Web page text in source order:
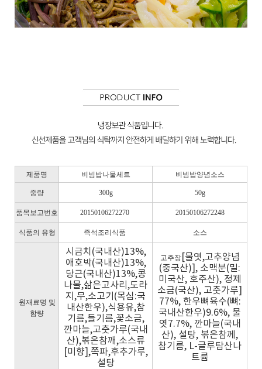
제품명 비빔밥나물세트 비빔밥양념소스
중량 300g 50g
품목보고번호 20150106272270 20150106272248
식품의 유형 즉석조리식품 소스
원재료명 및
함량
시금치(국내산)13%,
애호박(국내산)13%,
당근(국내산)13%,콩
나물,삶은고사리,도라
지,무,소고기(목심:국
내산한우),식용유,참
기름,들기름,꽃소금,
깐마늘,고춧가루(국내
산),볶은참깨,소스류
[미향],쪽파,후추가루,
설탕
고추장[물엿,고추양념
(중국산)], 소맥분(밀:
미국산, 호주산), 정제
소금(국산), 고춧가루]
77%, 한우뼈육수(뼈:
국내산한우)9.6%, 물
엿7.7%, 깐마늘(국내
산), 설탕, 볶은참께,
참기름, L-글루탐산나
트륨